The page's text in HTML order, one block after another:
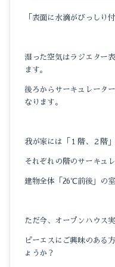
「表面に水滴がびっしり
湿った空気はラジエター
ます。
後ろからサーキュレータ
なります。
我が家には「１階、２階
それぞれの階のサーキュ
建物全体「26℃前後」の
ただ今、オープンハウス
ピーエスにご興味のある
ょうか？